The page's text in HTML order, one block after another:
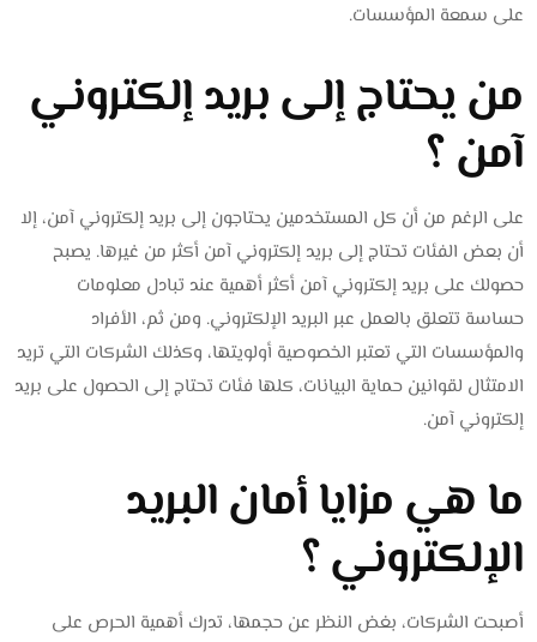
على سمعة المؤسسات.
من يحتاج إلى بريد إلكتروني
آمن ؟
على الرغم من أن كل المستخدمين يحتاجون إلى بريد إلكتروني آمن، إلا
أن بعض الفئات تحتاج إلى بريد إلكتروني آمن أكثر من غيرها. يصبح
حصولك على بريد إلكتروني آمن أكثر أهمية عند تبادل معلومات
حساسة تتعلق بالعمل عبر البريد الإلكتروني. ومن ثم، الأفراد
والمؤسسات التي تعتبر الخصوصية أولويتها، وكذلك الشركات التي تريد
الامتثال لقوانين حماية البيانات، كلها فئات تحتاج إلى الحصول على بريد
إلكتروني آمن.
ما هي مزايا أمان البريد
الإلكتروني ؟
أصبحت الشركات، بغض النظر عن حجمها، تدرك أهمية الحرص على